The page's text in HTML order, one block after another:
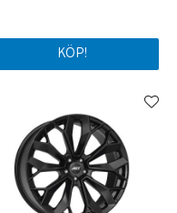
KÖP!